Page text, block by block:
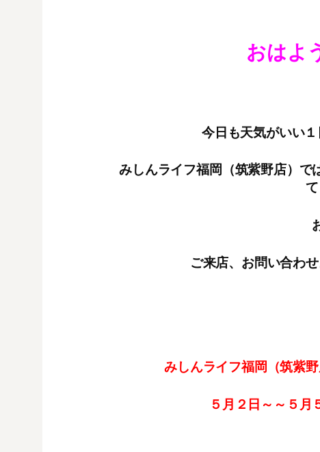
おはよ
今日も天気がいい
みしんライフ福岡（筑紫野店）で
ご来店、お問い合わ
みしんライフ福岡（筑紫
５月２日～～５月